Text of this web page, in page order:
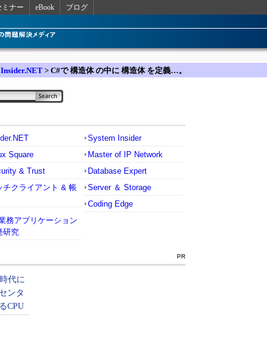
ミナー eBook ブログ
Insider.NET > C#で 構造体 の中に 構造体 を定義…。
System Insider
Square
Master of IP Network
& Trust
Database Expert
チクライアント & 帳
Server ＆ Storage
Coding Edge
務アプリケーション
研究
PR